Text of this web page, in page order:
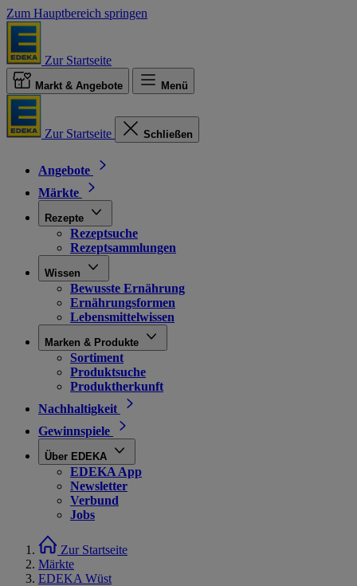
Zum Hauptbereich springen
Zur Startseite
Markt & Angebote Menü
Zur Startseite Schließen
Angebote
Märkte
Rezepte
Rezeptsuche
Rezeptsammlungen
Wissen
Bewusste Ernährung
Ernährungsformen
Lebensmittelwissen
Marken & Produkte
Sortiment
Produktsuche
Produktherkunft
Nachhaltigkeit
Gewinnspiele
Über EDEKA
EDEKA App
Newsletter
Verbund
Jobs
Zur Startseite
Märkte
EDEKA Wüst